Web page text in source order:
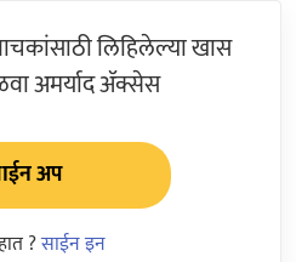
लिहिलेल्या खास
अमर्याद ॲक्सेस
अप
?साईन इन